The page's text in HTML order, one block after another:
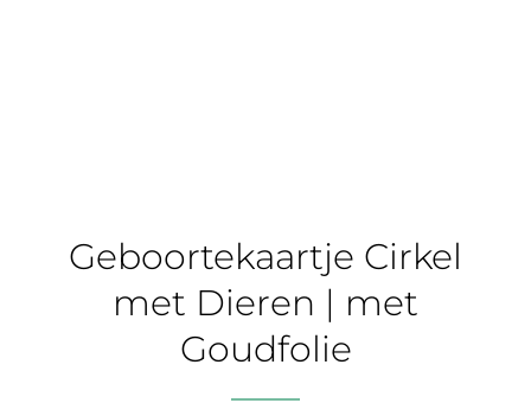
Geboortekaartje Cirkel
met Dieren | met
Goudfolie